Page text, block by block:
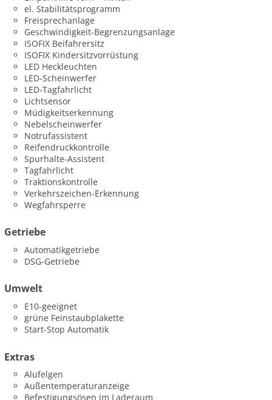
el. Stabilitätsprogramm
Freisprechanlage
Geschwindigkeit-Begrenzungsanlage
ISOFIX Beifahrersitz
ISOFIX Kindersitzvorrüstung
LED Heckleuchten
LED-Scheinwerfer
LED-Tagfahrlicht
Lichtsensor
Müdigkeitserkennung
Nebelscheinwerfer
Notrufassistent
Reifendruckkontrolle
Spurhalte-Assistent
Tagfahrlicht
Traktionskontrolle
Verkehrszeichen-Erkennung
Wegfahrsperre
Getriebe
Automatikgetriebe
DSG-Getriebe
Umwelt
E10-geeignet
grüne Feinstaubplakette
Start-Stop Automatik
Extras
Alufelgen
Außentemperaturanzeige
Befestigungsösen im Laderaum